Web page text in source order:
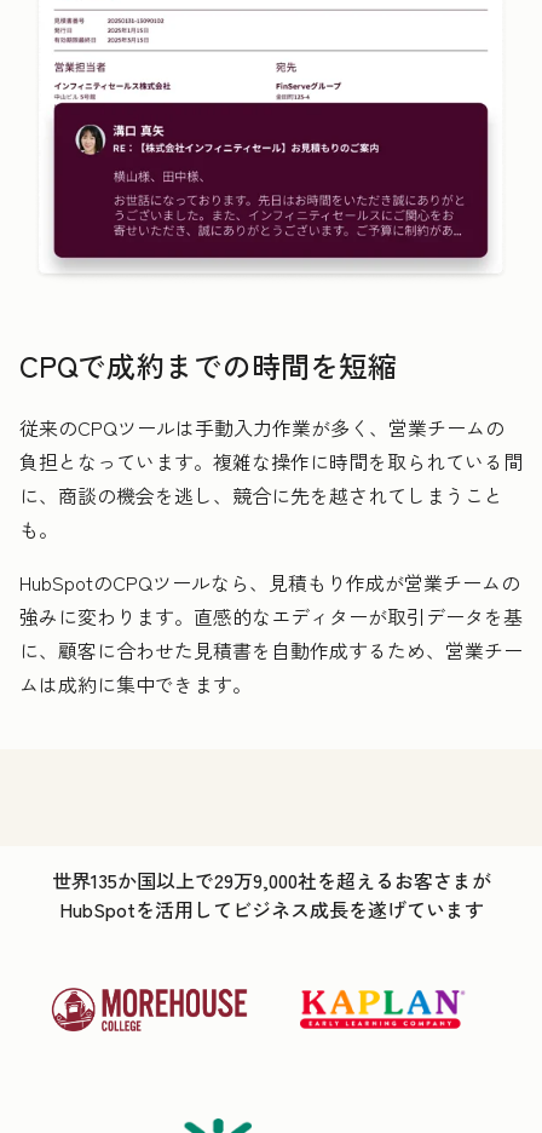
CPQで成約までの時間を短縮
従来のCPQツールは手動入力作業が多く、営業チームの
負担となっています。複雑な操作に時間を取られている間
に、商談の機会を逃し、競合に先を越されてしまうこと
も。
HubSpotのCPQツールなら、見積もり作成が営業チームの
強みに変わります。直感的なエディターが取引データを基
に、顧客に合わせた見積書を自動作成するため、営業チー
ムは成約に集中できます。
世界135か国以上で29万9,000社を超えるお客さまが
HubSpotを活用してビジネス成長を遂げています